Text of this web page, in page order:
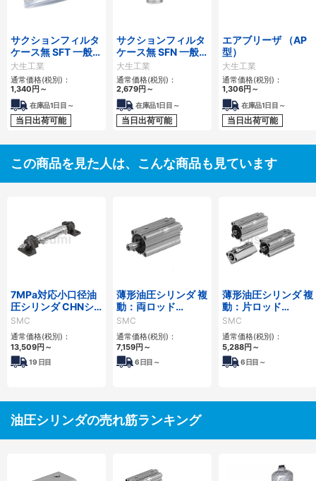
サクションフィルタ
ケース無 SFT 一般作
動油用
大生工業
通常価格(税別)：
1,340円～
在庫品1日目～
当日出荷可能
サクションフィルタ
ケース無 SFN 一般
作動油用
大生工業
通常価格(税別)：
2,679円～
在庫品1日目～
当日出荷可能
エアブリーザ （AP
型）
大生工業
通常価格(税別)：
1,306円～
在庫品1日目～
当日出荷可能
この商品を見た人は、こんな商品も見ています
7MPa対応小口径油
圧シリンダ CHNシ
リーズ
SMC
通常価格(税別)：
13,509円～
19 日目
薄形油圧シリンダ 複
動：両ロッド
CH□QWBシリーズ
SMC
通常価格(税別)：
7,159円～
6日目～
薄形油圧シリンダ 複
動：片ロッド
CH□QBシリーズ
SMC
通常価格(税別)：
5,288円～
6日目～
油圧シリンダの売れ筋ランキング